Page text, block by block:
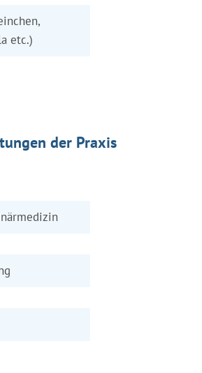
etc.)
der Praxis